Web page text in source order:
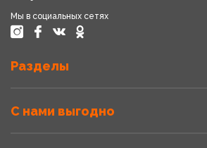
Мы в социальных сетях
Разделы
С нами выгодно